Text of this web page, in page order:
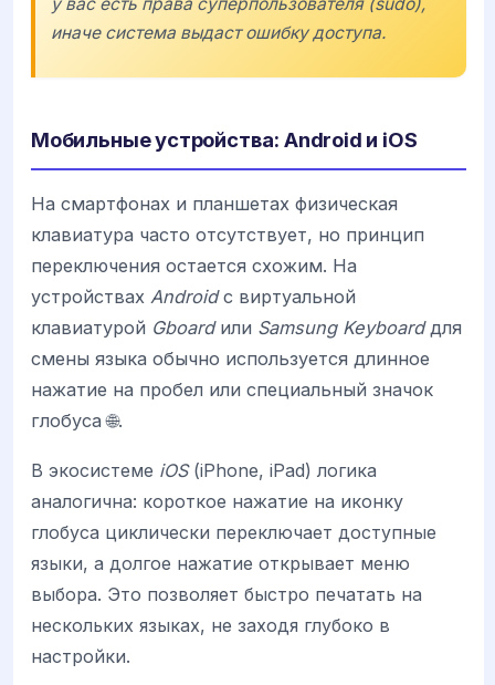
иначе система выдаст ошибку доступа.
Мобильные устройства: Android и iOS
На смартфонах и планшетах физическая
клавиатура часто отсутствует, но принцип
переключения остается схожим. На
устройствах Androidс виртуальной
клавиатурой Gboardили Samsung Keyboardдля
смены языка обычно используется длинное
нажатие на пробел или специальный значок
глобуса 🌐.
В экосистеме iOS(iPhone, iPad) логика
аналогична: короткое нажатие на иконку
глобуса циклически переключает доступные
языки, а долгое нажатие открывает меню
выбора. Это позволяет быстро печатать на
нескольких языках, не заходя глубоко в
настройки.